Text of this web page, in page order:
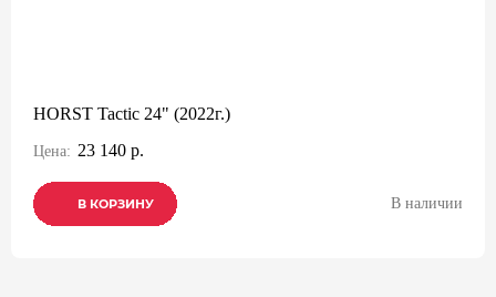
HORST Tactic 24" (2022г.)
Цена: 23 140 р.
В КОРЗИНУ
В КОРЗИНУ
В КОРЗИНУ В наличии